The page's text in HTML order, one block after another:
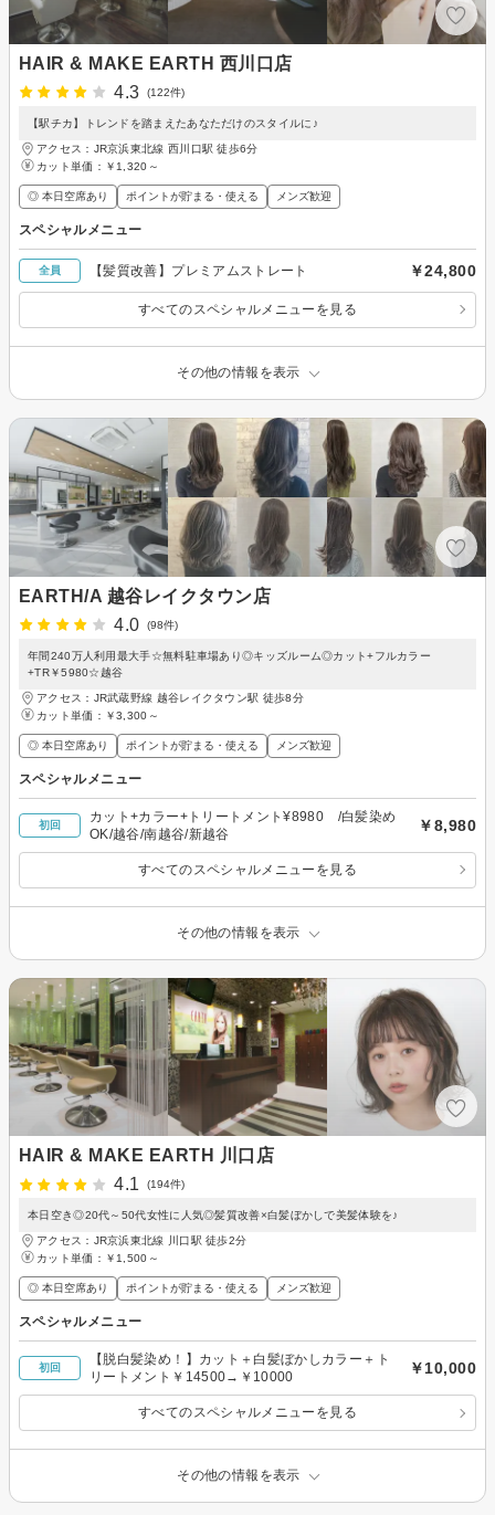
HAIR & MAKE EARTH 西川口店
4.3
(122件)
【駅チカ】トレンドを踏まえたあなただけのスタイルに♪
アクセス：JR京浜東北線 西川口駅 徒歩6分
カット単価： ￥1,320～
◎ 本日空席あり ポイントが貯まる・使える メンズ歓迎
スペシャルメニュー
全員 【髪質改善】プレミアムストレート ￥24,800
すべてのスペシャルメニューを見る
その他の情報を表示
EARTH/A 越谷レイクタウン店
4.0
(98件)
年間240万人利用最大手☆無料駐車場あり◎キッズルーム◎カット+フルカラー
+TR￥5980☆越谷
アクセス：JR武蔵野線 越谷レイクタウン駅 徒歩8分
カット単価： ￥3,300～
◎ 本日空席あり ポイントが貯まる・使える メンズ歓迎
スペシャルメニュー
初回
カット+カラー+トリートメント¥8980 /白髪染め
OK/越谷/南越谷/新越谷
￥8,980
すべてのスペシャルメニューを見る
その他の情報を表示
HAIR & MAKE EARTH 川口店
4.1
(194件)
本日空き◎20代～50代女性に人気◎髪質改善×白髪ぼかしで美髪体験を♪
アクセス：JR京浜東北線 川口駅 徒歩2分
カット単価： ￥1,500～
◎ 本日空席あり ポイントが貯まる・使える メンズ歓迎
スペシャルメニュー
初回
【脱白髪染め！】カット＋白髪ぼかしカラー＋ト
リートメント￥14500→￥10000
￥10,000
すべてのスペシャルメニューを見る
その他の情報を表示